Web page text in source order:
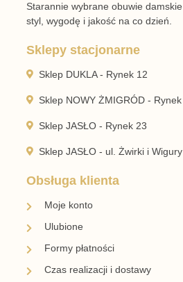
Starannie wybrane obuwie
styl, wygodę i jakość na co dzień.
Sklepy stacjonarne
Sklep DUKLA - Rynek 12
Sklep NOWY ŻMIGRÓD -
Sklep JASŁO - Rynek 23
Sklep JASŁO - ul. Żwirki i
Obsługa klienta
Moje konto
Ulubione
Formy płatności
Czas realizacji i dostawy